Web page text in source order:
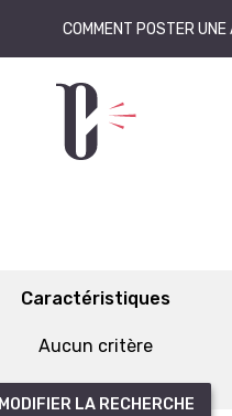
COMMENT POSTER UNE
Caractéristiques
Aucun critère
MODIFIER LA RECHERCHE